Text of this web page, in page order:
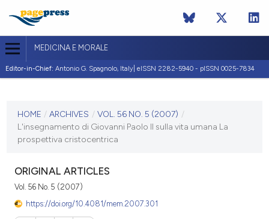
MEDICINA E MORALE
Editor-in-Chief: Antonio G. Spagnolo, Italy| eISSN 2282-5940 - pISSN 0025-7834
VOL. 56 NO. 5 (2007)
HOME / ARCHIVES / VOL. 56 NO. 5 (2007) /
L'insegnamento di Giovanni Paolo II sulla vita umana La
prospettiva cristocentrica
ORIGINAL ARTICLES
Vol. 56 No. 5 (2007)
https://doi.org/10.4081/mem.2007.301